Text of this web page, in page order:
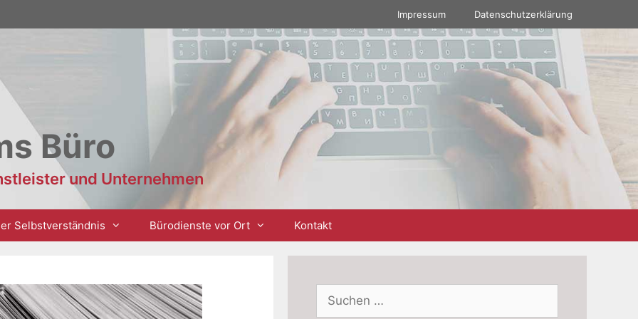
Impressum Datenschutzerklärung
Büro
und Unternehmen
Selbstverständnis Bürodienste vor Ort Kontakt
Suchen
nach: